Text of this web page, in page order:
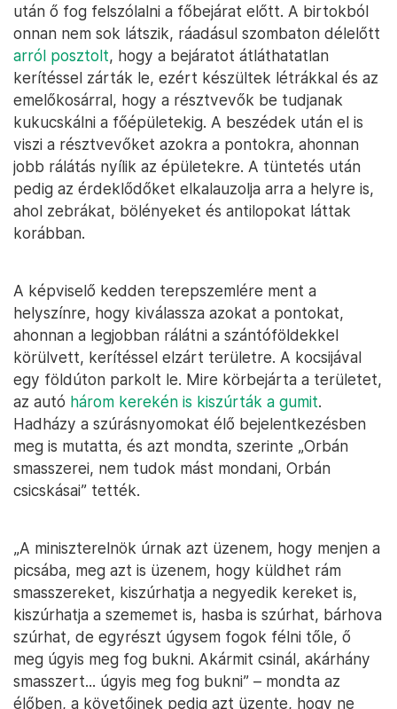
után ő fog felszólalni a főbejárat előtt. A birtokból
onnan nem sok látszik, ráadásul szombaton délelőtt
arról posztolt, hogy a bejáratot átláthatatlan
kerítéssel zárták le, ezért készültek létrákkal és az
emelőkosárral, hogy a résztvevők be tudjanak
kukucskálni a főépületekig. A beszédek után el is
viszi a résztvevőket azokra a pontokra, ahonnan
jobb rálátás nyílik az épületekre. A tüntetés után
pedig az érdeklődőket elkalauzolja arra a helyre is,
ahol zebrákat, bölényeket és antilopokat láttak
korábban.
A képviselő kedden terepszemlére ment a
helyszínre, hogy kiválassza azokat a pontokat,
ahonnan a legjobban rálátni a szántóföldekkel
körülvett, kerítéssel elzárt területre. A kocsijával
egy földúton parkolt le. Mire körbejárta a területet,
az autó három kerekén is kiszúrták a gumit.
Hadházy a szúrásnyomokat élő bejelentkezésben
meg is mutatta, és azt mondta, szerinte „Orbán
smasszerei, nem tudok mást mondani, Orbán
csicskásai” tették.
„A miniszterelnök úrnak azt üzenem, hogy menjen a
picsába, meg azt is üzenem, hogy küldhet rám
smasszereket, kiszúrhatja a negyedik kereket is,
kiszúrhatja a szememet is, hasba is szúrhat, bárhova
szúrhat, de egyrészt úgysem fogok félni tőle, ő
meg úgyis meg fog bukni. Akármit csinál, akárhány
smasszert... úgyis meg fog bukni” – mondta az
élőben, a követőinek pedig azt üzente, hogy ne